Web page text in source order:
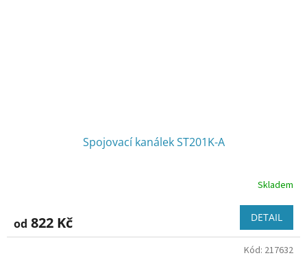
Spojovací kanálek ST201K-A
Skladem
od 822 Kč DETAIL
Kód: 217632